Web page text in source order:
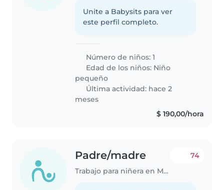
Unite a Babysits para ver
este perfil completo.
Número de niños: 1
Edad de los niños: Niño
pequeño
Última actividad: hace 2
meses
$ 190,00/hora
Padre/madre
Trabajo para niñera en Montevideo
74